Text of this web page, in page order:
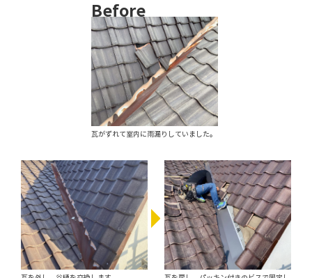
Before
瓦がずれて室内に雨漏りしていました。